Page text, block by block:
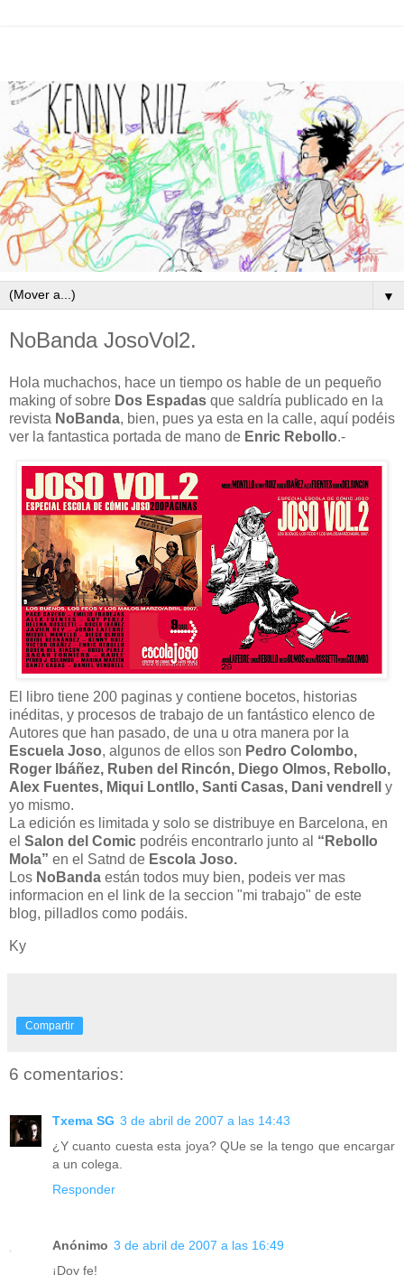
▼
NoBanda JosoVol2.
Hola muchachos, hace un tiempo os hable de un pequeño
making of sobre Dos Espadas que saldría publicado en la
revista NoBanda, bien, pues ya esta en la calle, aquí podéis
ver la fantastica portada de mano de Enric Rebollo.-
El libro tiene 200 paginas y contiene bocetos, historias
inéditas, y procesos de trabajo de un fantástico elenco de
Autores que han pasado, de una u otra manera por la
Escuela Joso, algunos de ellos son Pedro Colombo,
Roger Ibáñez, Ruben del Rincón, Diego Olmos, Rebollo,
Alex Fuentes, Miqui Lontllo, Santi Casas, Dani vendrell
y
yo mismo.
La edición es limitada y solo se distribuye en Barcelona, en
el Salon del Comic podréis encontrarlo junto al “Rebollo
Mola” en el Satnd de Escola Joso.
Los NoBanda están todos muy bien, podeis ver mas
informacion en el link de la seccion "mi trabajo" de este
blog, pilladlos como podáis.
Ky
Compartir
6 comentarios:
Txema SG 3 de abril de 2007 a las 14:43
¿Y cuanto cuesta esta joya? QUe se la tengo que encargar
a un colega.
Responder
Anónimo 3 de abril de 2007 a las 16:49
¡Doy fe!